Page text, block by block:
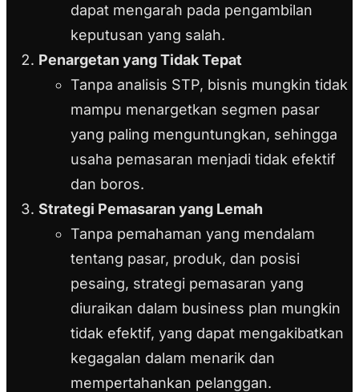
dapat mengarah pada pengambilan
keputusan yang salah.
Penargetan yang Tidak Tepat
Tanpa analisis STP, bisnis mungkin tidak
mampu menargetkan segmen pasar
yang paling menguntungkan, sehingga
usaha pemasaran menjadi tidak efektif
dan boros.
Strategi Pemasaran yang Lemah
Tanpa pemahaman yang mendalam
tentang pasar, produk, dan posisi
pesaing, strategi pemasaran yang
diuraikan dalam business plan mungkin
tidak efektif, yang dapat mengakibatkan
kegagalan dalam menarik dan
mempertahankan pelanggan.